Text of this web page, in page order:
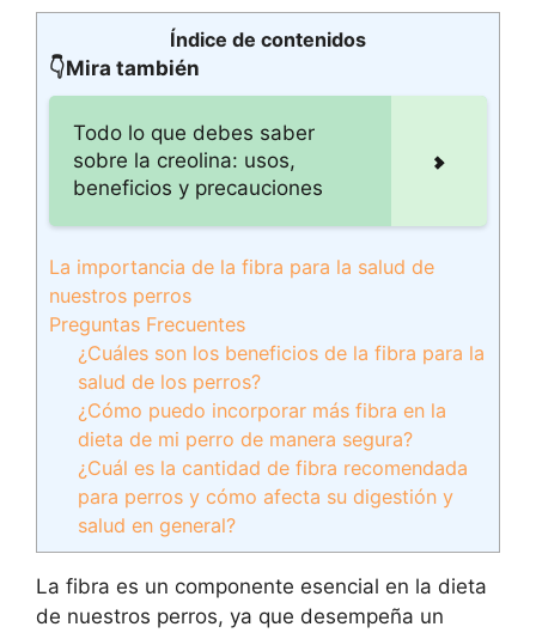
Índice de contenidos
👇Mira también
Todo lo que debes saber
sobre la creolina: usos,
beneficios y precauciones
La importancia de la fibra para la salud de
nuestros perros
Preguntas Frecuentes
¿Cuáles son los beneficios de la fibra para la
salud de los perros?
¿Cómo puedo incorporar más fibra en la
dieta de mi perro de manera segura?
¿Cuál es la cantidad de fibra recomendada
para perros y cómo afecta su digestión y
salud en general?
La fibra es un componente esencial en la dieta
de nuestros perros, ya que desempeña un